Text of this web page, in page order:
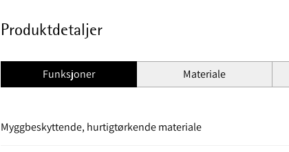
Produktdetaljer
Funksjoner Materiale
Myggbeskyttende, hurtigtørkende materiale